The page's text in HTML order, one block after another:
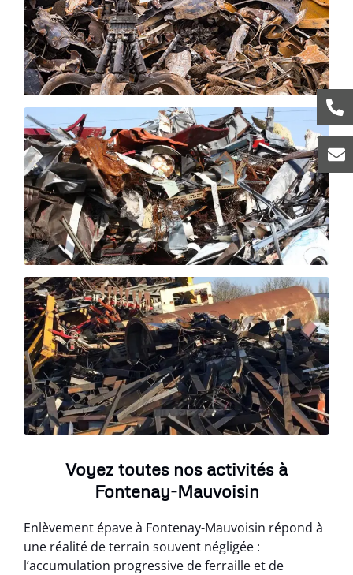
Voyez toutes nos activités à
Fontenay-Mauvoisin
Enlèvement épave à Fontenay-Mauvoisin répond à
une réalité de terrain souvent négligée :
l’accumulation progressive de ferraille et de